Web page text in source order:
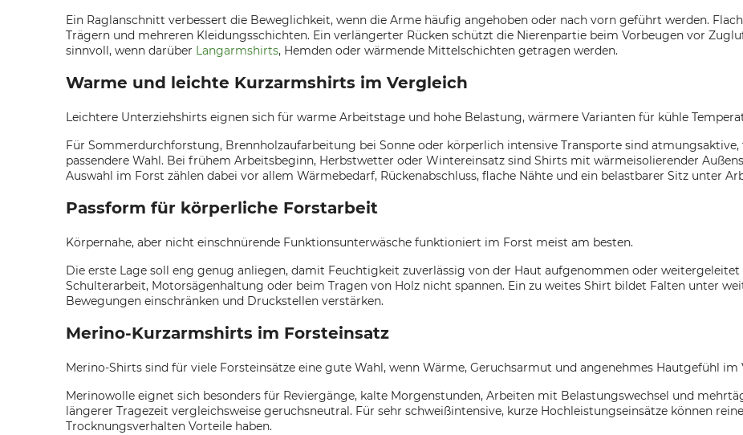
Ein Raglanschnitt verbessert die Beweglichkeit, wenn die Arme häufig angehoben oder nach vorn geführt werden.
Trägern und mehreren Kleidungsschichten. Ein verlängerter Rücken schützt die Nierenpartie beim Vorbeugen vor
sinnvoll, wenn darüber Langarmshirts, Hemden oder wärmende Mittelschichten getragen werden.
Warme und leichte Kurzarmshirts im Vergleich
Leichtere Unterziehshirts eignen sich für warme Arbeitstage und hohe Belastung, wärmere Varianten für kühle
Für Sommerdurchforstung, Brennholzaufarbeitung bei Sonne oder körperlich intensive Transporte sind
passendere Wahl. Bei frühem Arbeitsbeginn, Herbstwetter oder Wintereinsatz sind Shirts mit wärmeisolierender
Auswahl im Forst zählen dabei vor allem Wärmebedarf, Rückenabschluss, flache Nähte und ein belastbarer Sitz unter
Passform für körperliche Forstarbeit
Körpernahe, aber nicht einschnürende Funktionsunterwäsche funktioniert im Forst meist am besten.
Die erste Lage soll eng genug anliegen, damit Feuchtigkeit zuverlässig von der Haut aufgenommen oder
Schulterarbeit, Motorsägenhaltung oder beim Tragen von Holz nicht spannen. Ein zu weites Shirt bildet Falten unter
Bewegungen einschränken und Druckstellen verstärken.
Merino-Kurzarmshirts im Forsteinsatz
Merino-Shirts sind für viele Forsteinsätze eine gute Wahl, wenn Wärme, Geruchsarmut und angenehmes Hautgefühl im
Merinowolle eignet sich besonders für Reviergänge, kalte Morgenstunden, Arbeiten mit Belastungswechsel und
längerer Tragezeit vergleichsweise geruchsneutral. Für sehr schweißintensive, kurze Hochleistungseinsätze können
Trocknungsverhalten Vorteile haben.